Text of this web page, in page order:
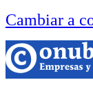
Cambiar a